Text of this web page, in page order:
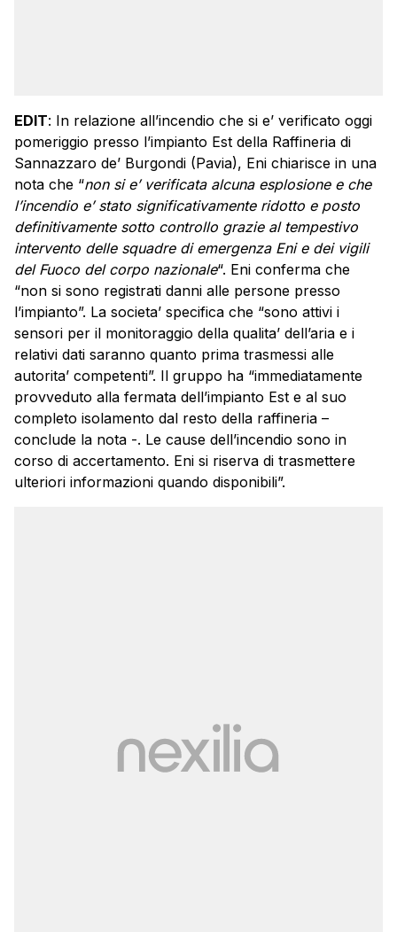
EDIT: In relazione all’incendio che si e’ verificato oggi
pomeriggio presso l’impianto Est della Raffineria di
Sannazzaro de’ Burgondi (Pavia), Eni chiarisce in una
nota che “non si e’ verificata alcuna esplosione e che
l’incendio e’ stato significativamente ridotto e posto
definitivamente sotto controllo grazie al tempestivo
intervento delle squadre di emergenza Eni e dei vigili
del Fuoco del corpo nazionale“. Eni conferma che
“non si sono registrati danni alle persone presso
l’impianto”. La societa’ specifica che “sono attivi i
sensori per il monitoraggio della qualita’ dell’aria e i
relativi dati saranno quanto prima trasmessi alle
autorita’ competenti”. Il gruppo ha “immediatamente
provveduto alla fermata dell’impianto Est e al suo
completo isolamento dal resto della raffineria –
conclude la nota -. Le cause dell’incendio sono in
corso di accertamento. Eni si riserva di trasmettere
ulteriori informazioni quando disponibili”.